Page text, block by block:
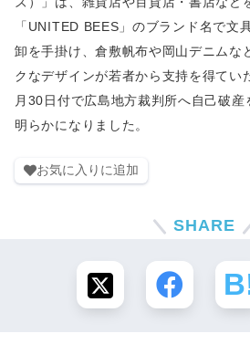
「UNITED BEES」のブランド名で文
卸を手掛け、倉敷帆布や岡山デニムな
クなデザインが若者から支持を得てい
月30日付で広島地方裁判所へ自己破
明らかになりました。
お気に入りに追加
SHARE